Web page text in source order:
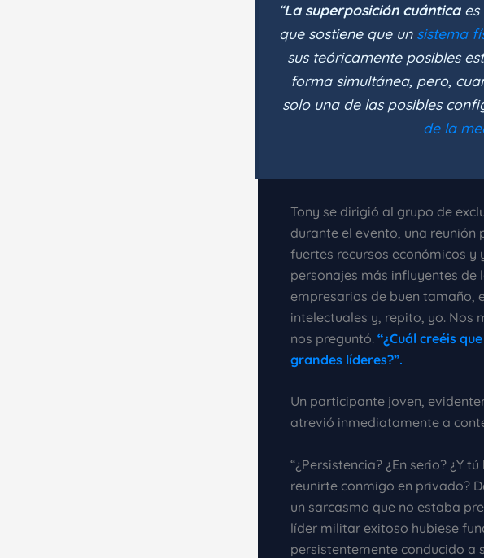
“La superposición cuánticaes
que sostiene que un sistema
sus teóricamente posibles
forma simultánea, pero,
solo una de las posibles
de la
Tony se dirigió al grupo de
durante el evento, una reunión
fuertes recursos económicos y
personajes más influyentes
empresarios de buen tamaño,
intelectuales y, repito, yo. Nos
nos preguntó. “¿Cuál creéis
grandes líderes?”.
Un participante joven,
atrevió inmediatamente a
“¿Persistencia? ¿En serio? ¿Y
reunirte conmigo en privado?
un sarcasmo que no estaba
líder militar exitoso hubiese
persistentemente conducido a